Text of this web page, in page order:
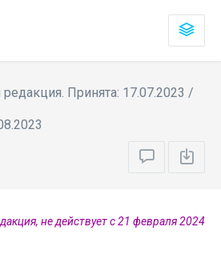
Принята: 17.07.2023 /
не действует с 21 февраля 2024